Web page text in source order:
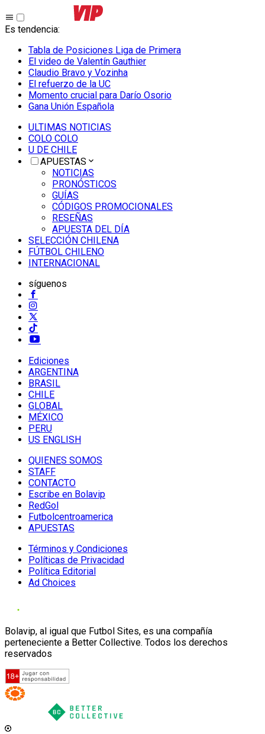
Es tendencia:
Tabla de Posiciones Liga de Primera
El video de Valentín Gauthier
Claudio Bravo y Vozinha
El refuerzo de la UC
Momento crucial para Darío Osorio
Gana Unión Española
ULTIMAS NOTICIAS
COLO COLO
U DE CHILE
APUESTAS
NOTICIAS
PRONÓSTICOS
GUÍAS
CÓDIGOS PROMOCIONALES
RESEÑAS
APUESTA DEL DÍA
SELECCIÓN CHILENA
FÚTBOL CHILENO
INTERNACIONAL
síguenos
Ediciones
ARGENTINA
BRASIL
CHILE
GLOBAL
MÉXICO
PERU
US ENGLISH
QUIENES SOMOS
STAFF
CONTACTO
Escribe en Bolavip
RedGol
Futbolcentroamerica
APUESTAS
Términos y Condiciones
Políticas de Privacidad
Política Editorial
Ad Choices
Bolavip, al igual que Futbol Sites, es una compañía
perteneciente a Better Collective. Todos los derechos
reservados